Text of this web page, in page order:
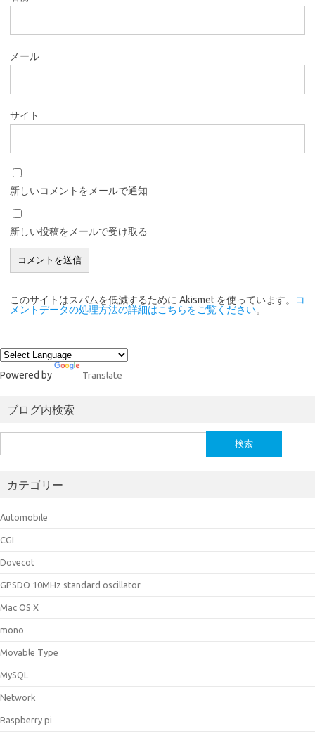
メール
サイト
新しいコメントをメールで通知
新しい投稿をメールで受け取る
このサイトはスパムを低減するために Akismet を使っています。
コ
メントデータの処理方法の詳細はこちらをご覧ください。
Powered by Translate
ブログ内検索
索:
カテゴリー
Automobile
CGI
Dovecot
GPSDO 10MHz standard oscillator
Mac OS X
mono
Movable Type
MySQL
Network
Raspberry pi